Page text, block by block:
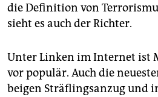
die Definition von
sieht es auch der Richter.
Unter Linken im Internet ist
vor populär. Auch die
beigen Sträflingsanzug und